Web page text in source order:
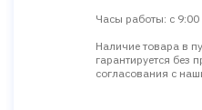
Часы работы: с
Наличие товара в
гарантируется без
согласования с